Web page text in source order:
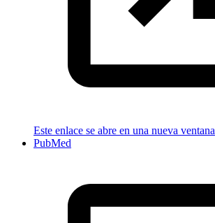
Este enlace se abre en una nueva ventana
PubMed